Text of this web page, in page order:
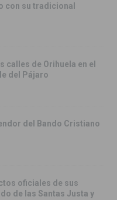
con su tradicional
calles de Orihuela en el
del Pájaro
del Bando Cristiano
oficiales de sus
de las Santas Justa y